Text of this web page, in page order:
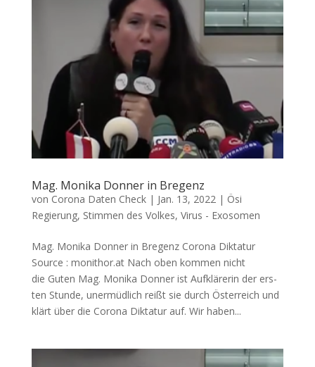
Mag. Monika Donner in Bregenz
von Corona Daten Check| Jan. 13, 2022| Ösi
Regierung, Stimmen des Volkes, Virus - Exosomen
Mag. Monika Donner in Bregenz Coro­na Diktatur
Source : monithor.at Nach oben kom­men nicht
die Guten Mag. Moni­ka Don­ner ist Auf­klä­re­rin der ers­
ten Stun­de, uner­müd­lich reißt sie durch Öster­reich und
klärt über die Coro­na Dik­ta­tur auf. Wir haben...